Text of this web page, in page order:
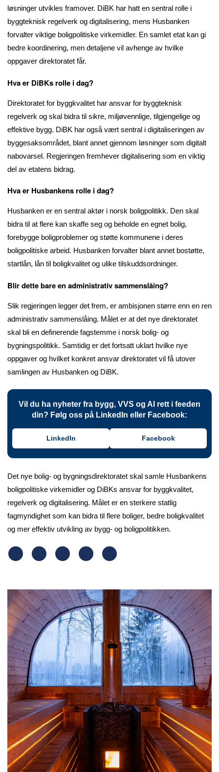
løsninger utvikles framover. DiBK har hatt en sentral rolle i
byggteknisk regelverk og digitalisering, mens Husbanken
forvalter viktige boligpolitiske virkemidler. En samlet etat kan gi
bedre koordinering, men detaljene vil avhenge av hvilke
oppgaver direktoratet får.
Hva er DiBKs rolle i dag?
Direktoratet for byggkvalitet har ansvar for byggteknisk
regelverk og skal bidra til sikre, miljøvennlige, tilgjengelige og
effektive bygg. DiBK har også vært sentral i digitaliseringen av
byggesaksområdet, blant annet gjennom løsninger som digitalt
nabovarsel. Regjeringen fremhever digitalisering som en viktig
del av etatens bidrag.
Hva er Husbankens rolle i dag?
Husbanken er en sentral aktør i norsk boligpolitikk. Den skal
bidra til at flere kan skaffe seg og beholde en egnet bolig,
forebygge boligproblemer og støtte kommunene i deres
boligpolitiske arbeid. Husbanken forvalter blant annet bostøtte,
startlån, lån til boligkvalitet og ulike tilskuddsordninger.
Blir dette bare en administrativ sammenslåing?
Slik regjeringen legger det frem, er ambisjonen større enn en ren
administrativ sammenslåing. Målet er at det nye direktoratet
skal bli en definerende fagstemme i norsk bolig- og
bygningspolitikk. Samtidig er det fortsatt uklart hvilke nye
oppgaver og hvilket konkret ansvar direktoratet vil få utover
samlingen av Husbanken og DiBK.
Vil du ha nyheter fra bygg, VVS og AI rett i feeden
din? Følg oss på LinkedIn eller Facebook:
LinkedIn Facebook
Det nye bolig- og bygningsdirektoratet skal samle Husbankens
boligpolitiske virkemidler og DiBKs ansvar for byggkvalitet,
regelverk og digitalisering. Målet er en sterkere statlig
fagmyndighet som kan bidra til flere boliger, bedre boligkvalitet
og mer effektiv utvikling av bygg- og boligpolitikken.